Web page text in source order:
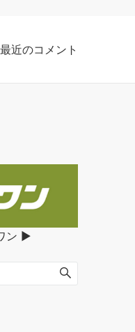
最近のコメント
ン ▶︎